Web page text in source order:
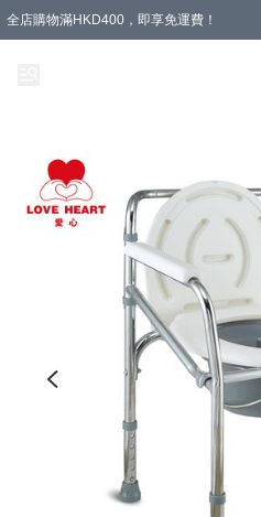
全店購物滿HKD400，即享免運費！